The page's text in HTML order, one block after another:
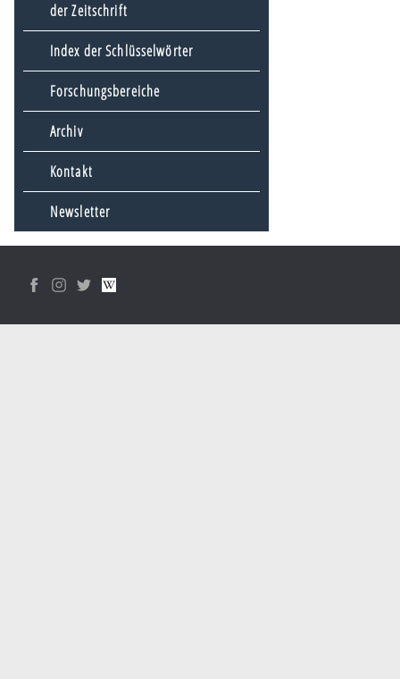
der Zeitschrift
Index der Schlüsselwörter
Forschungsbereiche
Archiv
Kontakt
Newsletter